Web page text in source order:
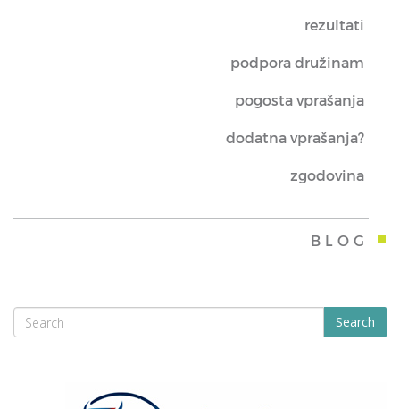
rezultati
podpora družinam
pogosta vprašanja
dodatna vprašanja?
zgodovina
BLOG
Search